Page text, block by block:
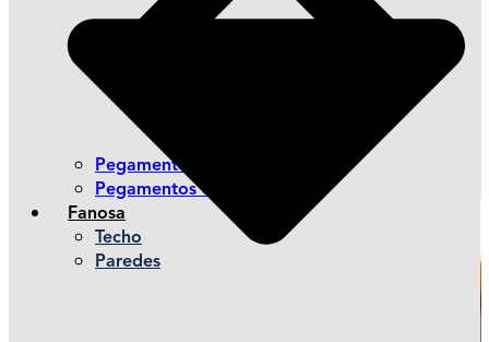
Pegamentos de contacto
Pegamentos de montaje
Fanosa
Techo
Paredes